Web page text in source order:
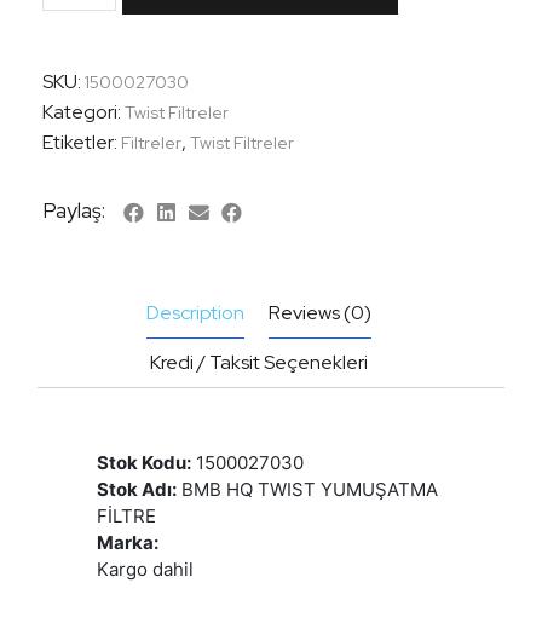
SKU: 1500027030
Kategori: Twist Filtreler
Etiketler: Filtreler, Twist Filtreler
Paylaş:
Description
Reviews (0)
Kredi / Taksit Seçenekleri
Stok Kodu: 1500027030
Stok Adı: BMB HQ TWIST YUMUŞATMA
FİLTRE
Marka:
Kargo dahil